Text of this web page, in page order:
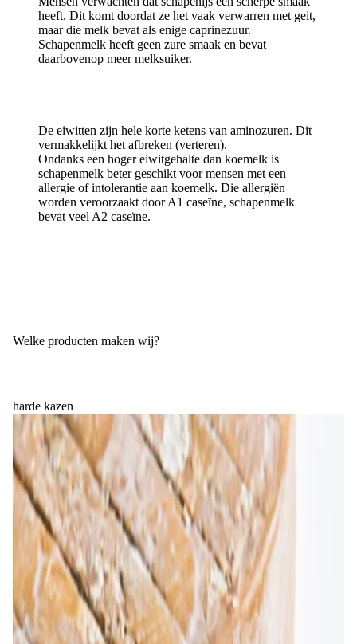
heeft. Dit komt doordat ze het vaak verwarren met geit,
maar die melk bevat als enige caprinezuur.
Schapenmelk heeft geen zure smaak en bevat
daarbovenop meer melksuiker.
De eiwitten zijn hele korte ketens van aminozuren. Dit
vermakkelijkt het afbreken (verteren).
Ondanks een hoger eiwitgehalte dan koemelk is
schapenmelk beter geschikt voor mensen met een
allergie of intolerantie aan koemelk. Die allergiën
worden veroorzaakt door A1 caseïne, schapenmelk
bevat veel A2 caseïne.
Welke producten maken wij?
harde kazen